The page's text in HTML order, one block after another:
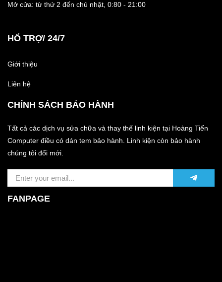
Mở cửa: từ thứ 2 đến chủ nhật, 0:80 - 21:00
HỔ TRỢ/ 24/7
Giới thiệu
Liên hệ
CHÍNH SÁCH BẢO HÀNH
Tất cả các dịch vụ sửa chữa và thay thế linh kiện tại Hoàng Tiến
Computer điều có dán tem bảo hành. Linh kiện còn bảo hành
chúng tôi đổi mới.
FANPAGE